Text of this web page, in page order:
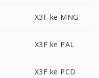
X3F ke MNG
X3F ke PAL
X3F ke PCD